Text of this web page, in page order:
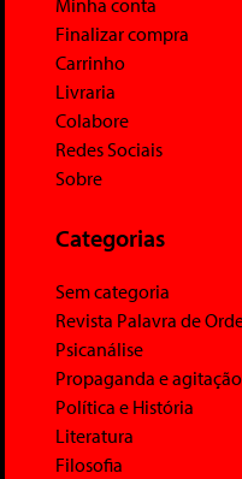
Minha conta
Finalizar compra
Carrinho
Livraria
Colabore
Redes Sociais
Sobre
Categorias
Sem categoria
Revista Palavra de
Psicanálise
Propaganda e agitação
Política e História
Literatura
Filosofia